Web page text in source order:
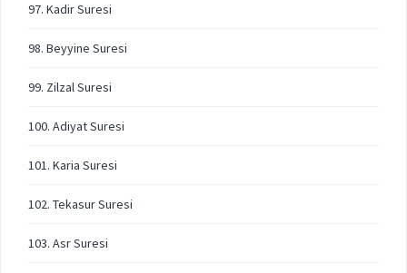
97. Kadir Suresi
98. Beyyine Suresi
99. Zilzal Suresi
100. Adiyat Suresi
101. Karia Suresi
102. Tekasur Suresi
103. Asr Suresi